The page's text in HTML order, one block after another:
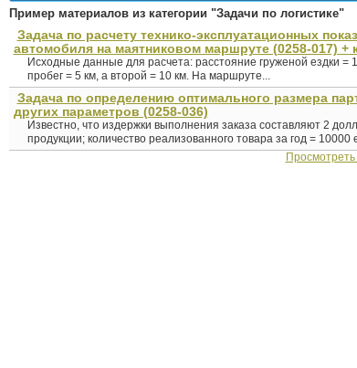
Пример материалов из категории "Задачи по логистике"
Задача по расчету технико-эксплуатационных
автомобиля на маятниковом маршруте (0258-017) +
Исходные данные для расчета: расстояние груженой ездки =
пробег = 5 км, а второй = 10 км. На маршруте...
Задача по определению оптимального размера
других параметров (0258-036)
Известно, что издержки выполнения заказа составляют 2
продукции; количество реализованного товара за год = 10000